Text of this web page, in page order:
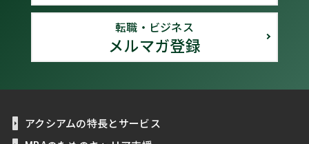
転職・ビジネス
メルマガ登録
アクシアムの特長とサービス